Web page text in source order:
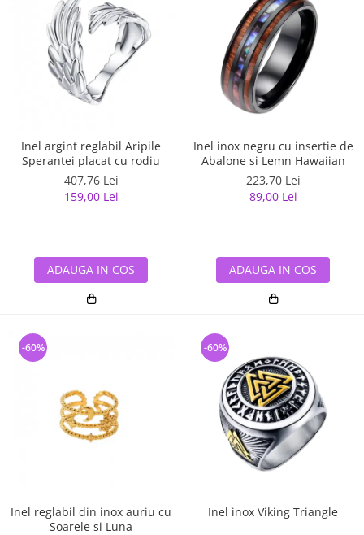
Inel argint reglabil Aripile
Sperantei placat cu rodiu
407,76 Lei
159,00 Lei
ADAUGA IN COS
Inel inox negru cu insertie de
Abalone si Lemn Hawaiian
223,70 Lei
89,00 Lei
ADAUGA IN COS
Inel reglabil din inox auriu cu
Soarele si Luna
-60%
Inel inox Viking Triangle
-60%